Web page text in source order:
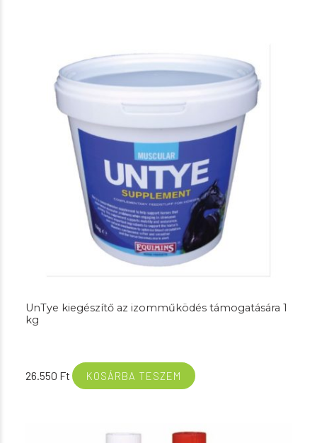
UnTye kiegészítő az izomműködés támogatására 1
kg
26.550 Ft KOSÁRBA TESZEM